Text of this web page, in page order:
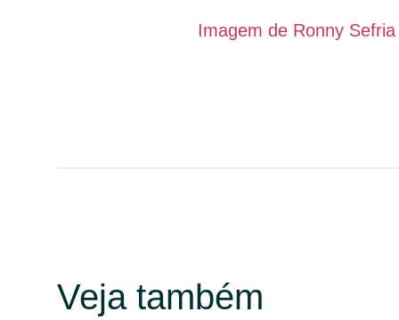
Imagem de Ronny
Veja também